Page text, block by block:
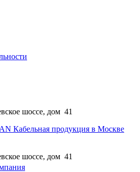
шоссе, дом 41
шоссе, дом 41